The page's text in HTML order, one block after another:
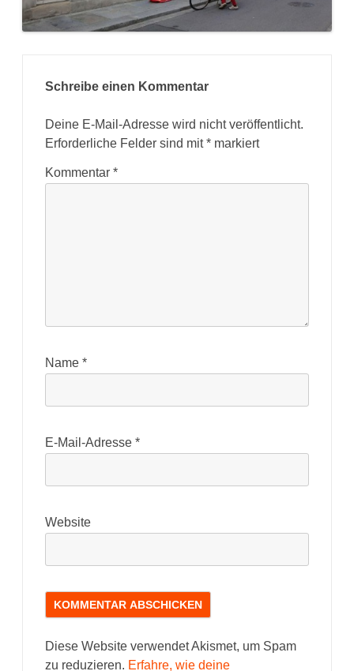
Schreibe einen Kommentar
Deine E-Mail-Adresse wird nicht veröffentlicht.
Erforderliche Felder sind mit* markiert
Kommentar *
Name *
E-Mail-Adresse *
Website
Diese Website verwendet Akismet, um Spam
zu reduzieren. Erfahre, wie deine